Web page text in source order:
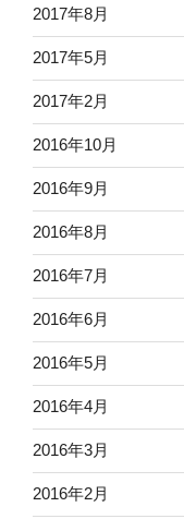
2017年8月
2017年5月
2017年2月
2016年10月
2016年9月
2016年8月
2016年7月
2016年6月
2016年5月
2016年4月
2016年3月
2016年2月